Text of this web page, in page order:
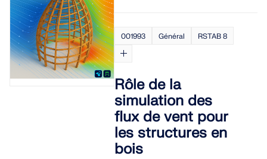
001993 Général RSTAB 8
Rôle de la
simulation des
flux de vent pour
les structures en
bois